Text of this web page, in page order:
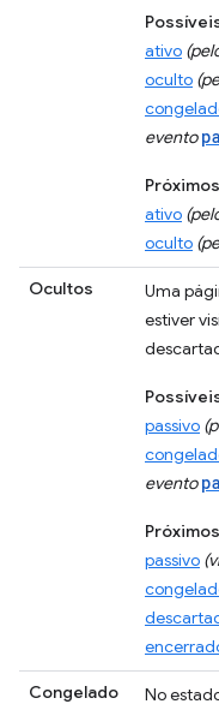
ativo
oculto
evento
ativo
oculto
Ocultos Uma
estiver
passivo
evento
passivo
Congelado No